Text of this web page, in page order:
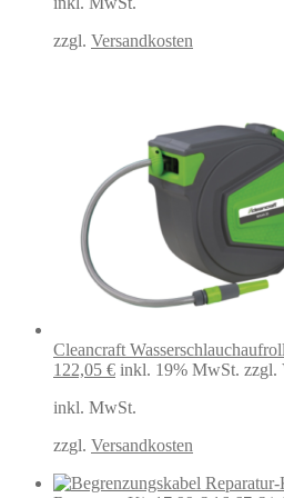
war:
ist:
zzgl. Versandkosten
Cleancraft
Ursprünglicher
war:
122,05 €Aktueller
ist:
inkl. 19% MwSt. zzgl.
inkl. MwSt.
zzgl. Versandkosten